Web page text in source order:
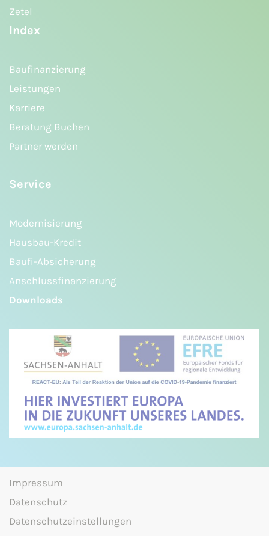
Zetel
Index
Baufinanzierung
Leistungen
Karriere
Beratung Buchen
Partner werden
Service
Modernisierung
Hausbau-Kredit
Baufi-Absicherung
Anschlussfinanzierung
Downloads
Impressum
Datenschutz
Datenschutzeinstellungen